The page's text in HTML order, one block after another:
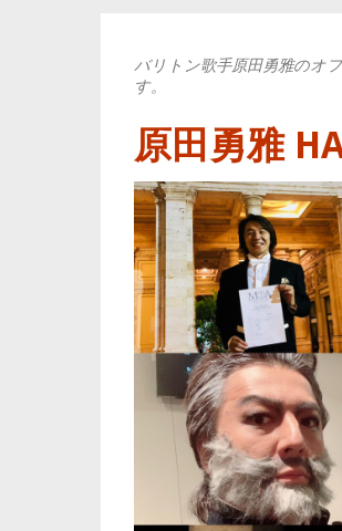
原田勇雅
バリトン歌手原田勇雅のオ
す。